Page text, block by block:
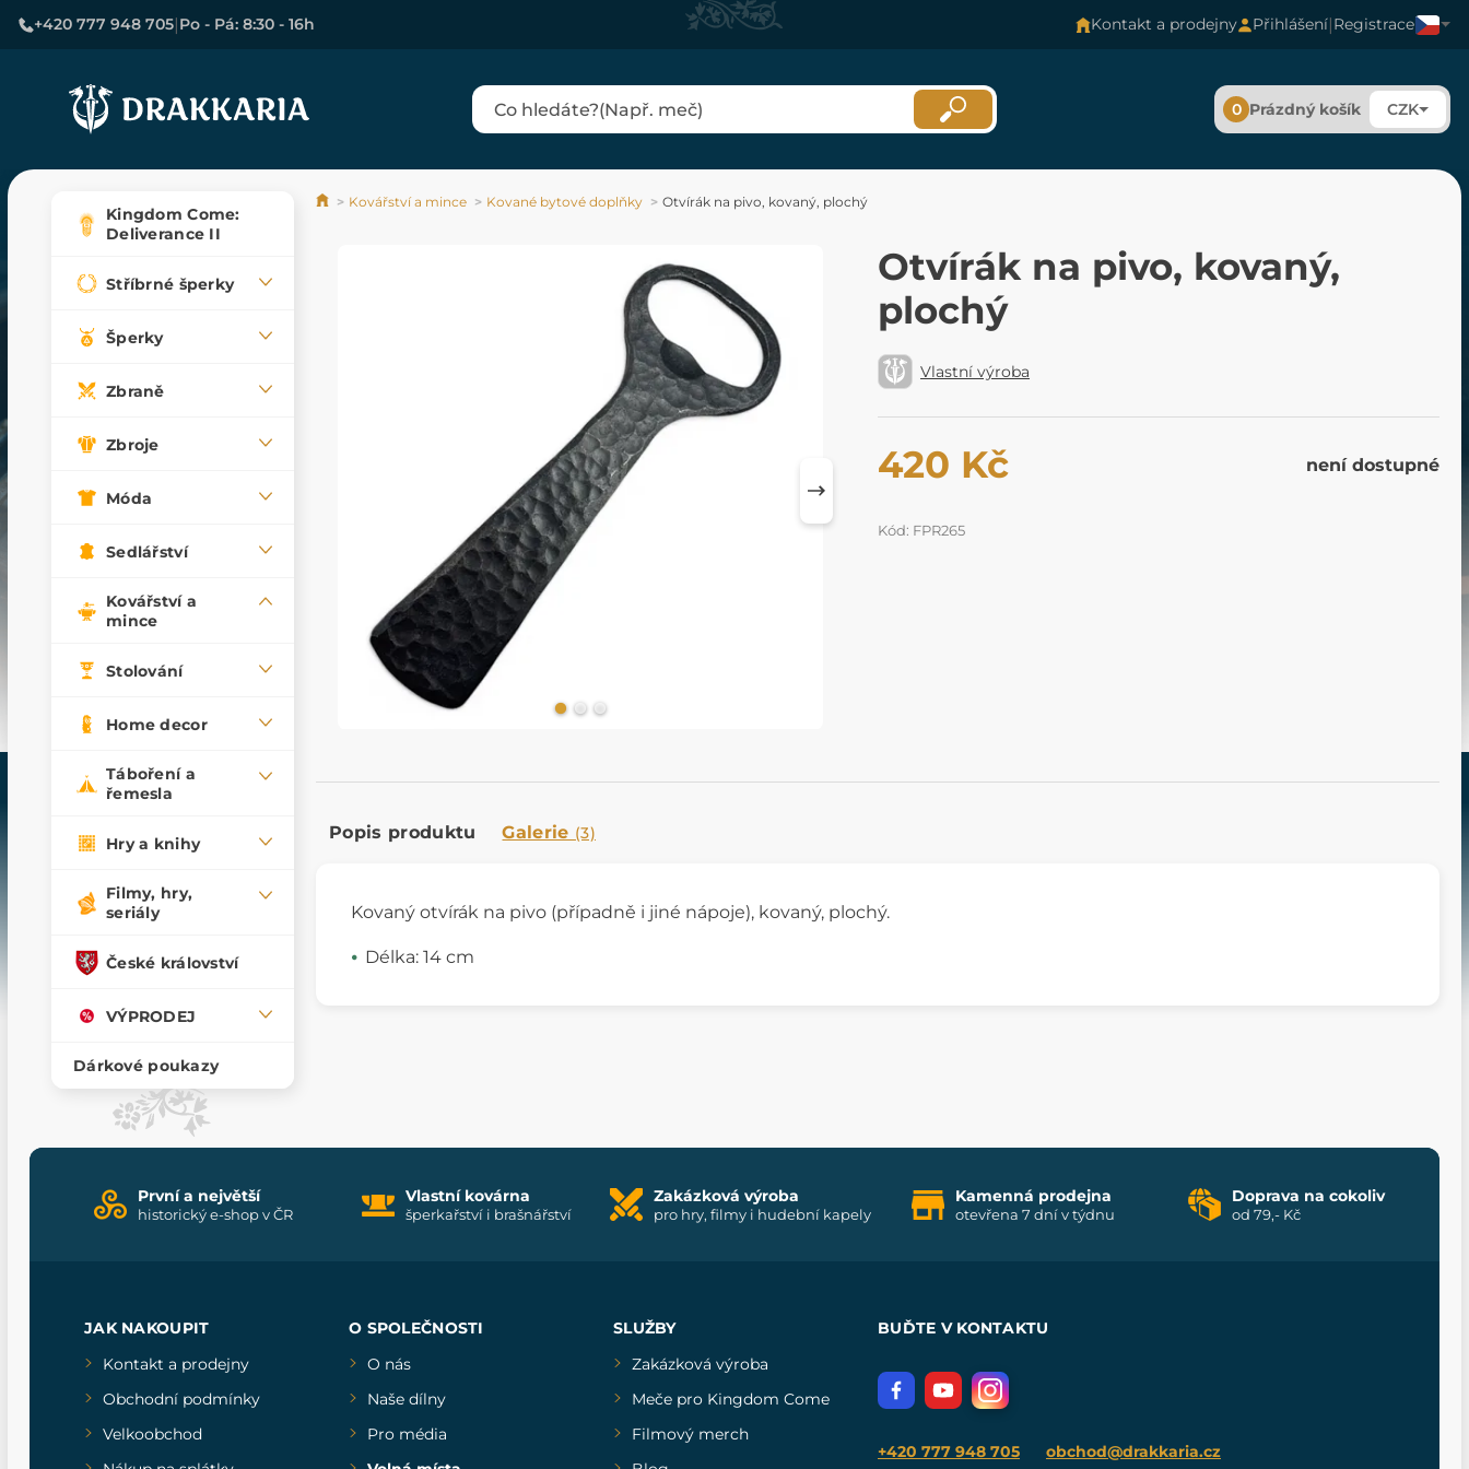
+420 777 948 705|Po - Pá: 8:30 - 16h Kontakt a prodejny Přihlášení|Registrace
0 Prázdný košík CZK
Kingdom Come:
Deliverance II
Stříbrné šperky
Šperky
Zbraně
Zbroje
Móda
Sedlářství
Kovářství a
mince
Stolování
Home decor
Táboření a
řemesla
Hry a knihy
Filmy, hry,
seriály
České království
VÝPRODEJ
Dárkové poukazy
Kovářství a mince Kované bytové doplňky Otvírák na pivo, kovaný, plochý
Otvírák na pivo, kovaný,
plochý
Vlastní výroba
420 Kč není dostupné
Kód: FPR265
Popis produktu Galerie (3)
Kovaný otvírák na pivo (případně i jiné nápoje), kovaný, plochý.
Délka: 14 cm
První a největší
historický e-shop v ČR
Vlastní kovárna
šperkařství i brašnářství
Zakázková výroba
pro hry, filmy i hudební kapely
Kamenná prodejna
otevřena 7 dní v týdnu
Doprava na cokoliv
od 79,- Kč
JAK NAKOUPIT
Kontakt a prodejny
Obchodní podmínky
Velkoobchod
O SPOLEČNOSTI
O nás
Naše dílny
Pro média
SLUŽBY
Zakázková výroba
Meče pro Kingdom Come
Filmový merch
BUĎTE V KONTAKTU
+420 777 948 705 obchod@drakkaria.cz